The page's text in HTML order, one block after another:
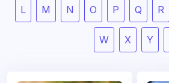
L M N O P Q R
W X Y